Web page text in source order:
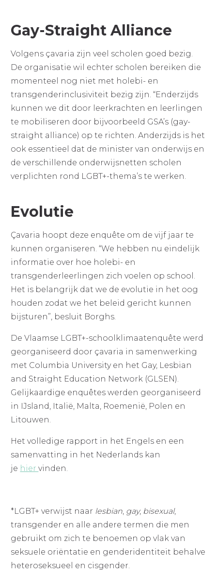
Gay-Straight Alliance
Volgens çavaria zijn veel scholen goed bezig.
De organisatie wil echter scholen bereiken die
momenteel nog niet met holebi- en
transgenderinclusiviteit bezig zijn. “Enderzijds
kunnen we dit door leerkrachten en leerlingen
te mobiliseren door bijvoorbeeld GSA’s (gay-
straight alliance) op te richten. Anderzijds is het
ook essentieel dat de minister van onderwijs en
de verschillende onderwijsnetten scholen
verplichten rond LGBT+-thema’s te werken.
Evolutie
Çavaria hoopt deze enquête om de vijf jaar te
kunnen organiseren. “We hebben nu eindelijk
informatie over hoe holebi- en
transgenderleerlingen zich voelen op school.
Het is belangrijk dat we de evolutie in het oog
houden zodat we het beleid gericht kunnen
bijsturen”, besluit Borghs.
De Vlaamse LGBT+-schoolklimaatenquête werd
georganiseerd door çavaria in samenwerking
met Columbia University en het Gay, Lesbian
and Straight Education Network (GLSEN).
Gelijkaardige enquêtes werden georganiseerd
in IJsland, Italië, Malta, Roemenië, Polen en
Litouwen.
Het volledige rapport in het Engels en een
samenvatting in het Nederlands kan
je hiervinden.
*LGBT+ verwijst naar lesbian gay, bisexual,
transgender en alle andere termen die men
gebruikt om zich te benoemen op vlak van
seksuele oriëntatie en genderidentiteit behalve
heteroseksueel en cisgender.